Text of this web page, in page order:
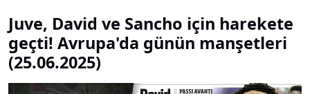
Juve, David ve Sancho için harekete
geçti! Avrupa'da günün manşetleri
(25.06.2025)